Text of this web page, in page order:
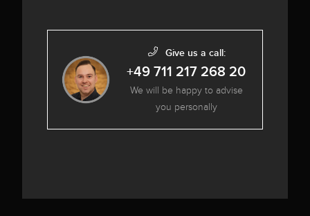
Give us a call:
+49 711 217 268 20
We will be happy to advise
you personally